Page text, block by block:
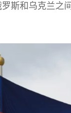
斯和乌克兰之